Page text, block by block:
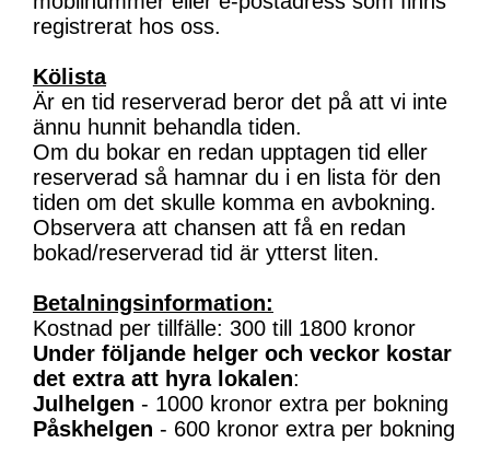
registrerat hos oss.
Kölista
Är en tid reserverad beror det på att vi inte
ännu hunnit behandla tiden.
Om du bokar en redan upptagen tid eller
reserverad så hamnar du i en lista för den
tiden om det skulle komma en avbokning.
Observera att chansen att få en redan
bokad/reserverad tid är ytterst liten.
Betalningsinformation:
Kostnad per tillfälle: 300 till 1800 kronor
Under följande helger och veckor kostar
det extra att hyra lokalen:
Julhelgen - 1000 kronor extra per bokning
Påskhelgen - 600 kronor extra per bokning